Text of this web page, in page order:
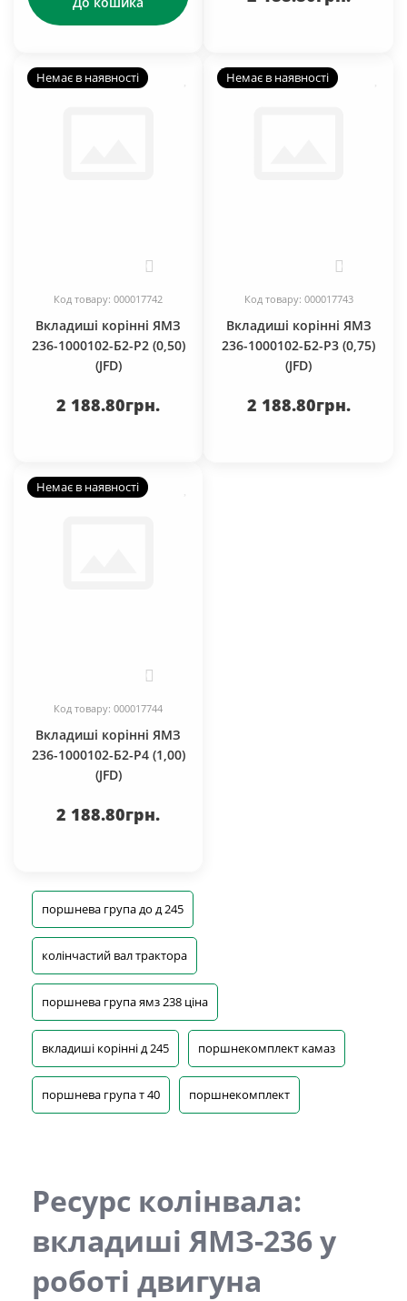
Немає в наявності
Код товару: 000017742
Вкладиші корінні ЯМЗ
236-1000102-Б2-Р2 (0,50)
(JFD)
2 188.80грн.
Немає в наявності
Код товару: 000017743
Вкладиші корінні ЯМЗ
236-1000102-Б2-Р3 (0,75)
(JFD)
2 188.80грн.
Немає в наявності
Код товару: 000017744
Вкладиші корінні ЯМЗ
236-1000102-Б2-Р4 (1,00)
(JFD)
2 188.80грн.
поршнева група до д 245
колінчастий вал трактора
поршнева група ямз 238 ціна
вкладиші корінні д 245 поршнекомплект камаз
поршнева група т 40 поршнекомплект
Ресурс колінвала:
вкладиші ЯМЗ-236у
роботі двигуна